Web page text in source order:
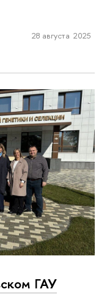
28 августа 2025
ГАУ